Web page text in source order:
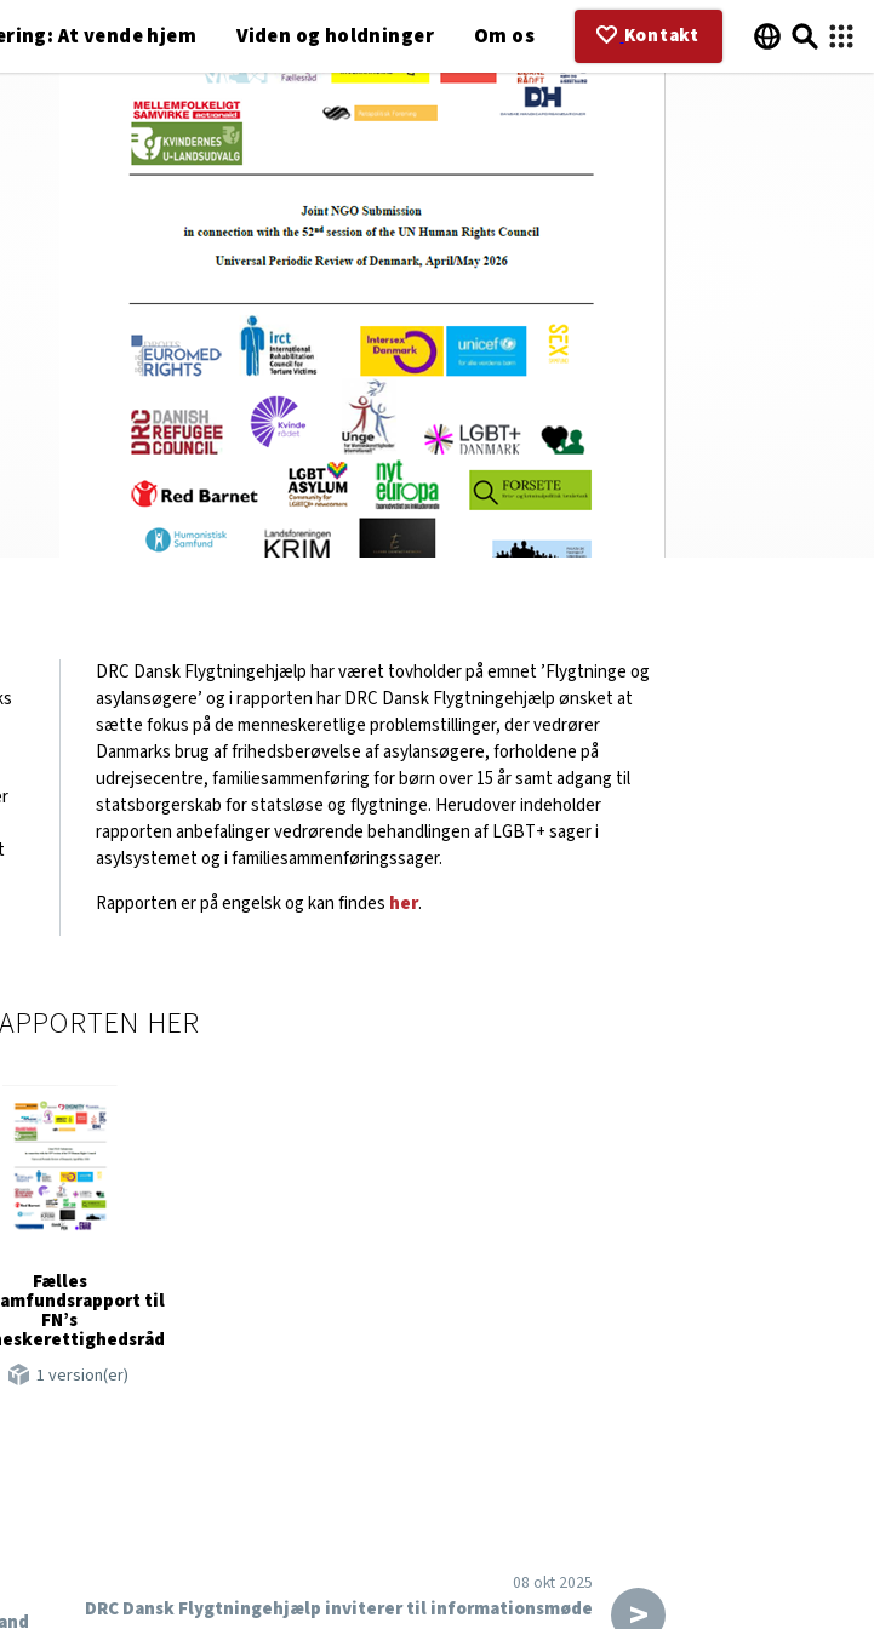
At vende hjem Viden og holdninger Om os Kontakt
DRC Dansk Flygtningehjælp har været tovholder på emnet ’Flygtninge og
asylansøgere’ og i rapporten har DRC Dansk Flygtningehjælp ønsket at
sætte fokus på de menneskeretlige problemstillinger, der vedrører
Danmarks brug af frihedsberøvelse af asylansøgere, forholdene på
udrejsecentre, familiesammenføring for børn over 15 år samt adgang til
statsborgerskab for statsløse og flygtninge. Herudover indeholder
rapporten anbefalinger vedrørende behandlingen af LGBT+ sager i
asylsystemet og i familiesammenføringssager.
Rapporten er på engelsk og kan findes her.
HER
Fælles
til
FN’s
1 version(er)
>
08 okt 2025
DRC Dansk Flygtningehjælp inviterer til informationsmøde